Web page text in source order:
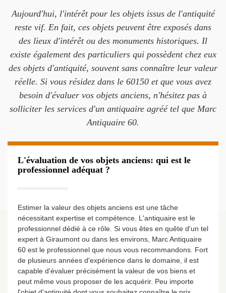
Aujourd'hui, l'intérêt pour les objets issus de l'antiquité
reste vif. En fait, ces objets peuvent être exposés dans
des lieux d'intérêt ou des monuments historiques. Il
existe également des particuliers qui possèdent chez eux
des objets d'antiquité, souvent sans connaître leur valeur
réelle. Si vous résidez dans le 60150 et que vous avez
besoin d'évaluer vos objets anciens, n'hésitez pas à
solliciter les services d'un antiquaire agréé tel que Marc
Antiquaire 60.
L'évaluation de vos objets anciens: qui est le
professionnel adéquat ?
Estimer la valeur des objets anciens est une tâche
nécessitant expertise et compétence. L'antiquaire est le
professionnel dédié à ce rôle. Si vous êtes en quête d'un tel
expert à Giraumont ou dans les environs, Marc Antiquaire
60 est le professionnel que nous vous recommandons. Fort
de plusieurs années d'expérience dans le domaine, il est
capable d'évaluer précisément la valeur de vos biens et
peut même vous proposer de les acquérir. Peu importe